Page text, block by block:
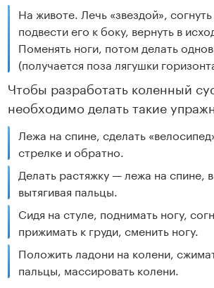
На животе. Лечь «звездой»,
подвести его к боку, вернуть в
Поменять ноги, потом делать
(получается поза лягушки
Чтобы разработать коленный
необходимо делать такие
Лежа на спине, сделать
стрелке и обратно.
Делать растяжку — лежа на спине,
вытягивая пальцы.
Сидя на стуле, поднимать ногу,
прижимать к груди, сменить ногу.
Положить ладони на колени,
пальцы, массировать колени.